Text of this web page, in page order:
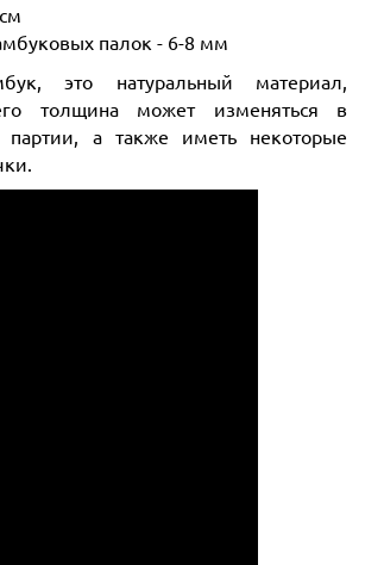
палок - 6-8 мм
это натуральный материал,
толщина может изменяться в
партии, а также иметь некоторые